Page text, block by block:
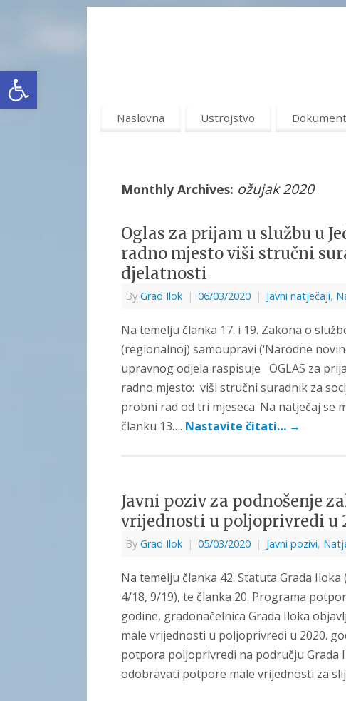
Open toolbar
Naslovna Ustrojstvo
Monthly Archives: ožujak 2020
Oglas za prijam u službu u
radno mjesto viši stručni
djelatnosti
By Grad Ilok | 06/03/2020 | Javni natječaji,
Na temelju članka 17. i 19. Zakona o
(regionalnoj) samoupravi (‘Narodne
upravnog odjela raspisuje OGLAS za
radno mjesto: viši stručni suradnik za
probni rad od tri mjeseca. Na natječaj
članku 13…. Nastavite čitati… →
Javni poziv za podnošenje
vrijednosti u poljoprivredi u
By Grad Ilok | 05/03/2020 | Javni pozivi,
Na temelju članka 42. Statuta Grada
4/18, 9/19), te članka 20. Programa
godine, gradonačelnica Grada Iloka
male vrijednosti u poljoprivredi u 2020.
potpora poljoprivredi na području Grada
odobravati potpore male vrijednosti za